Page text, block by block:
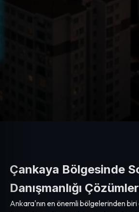
Çankaya Bölgesinde
Danışmanlığı
Ankara'nın en önemli bölgelerinden biri